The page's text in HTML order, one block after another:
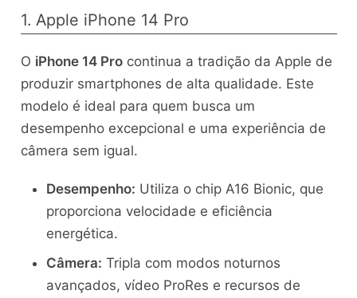
1. Apple iPhone 14 Pro
O iPhone 14 Procontinua a tradição da Apple de
produzir smartphones de alta qualidade. Este
modelo é ideal para quem busca um
desempenho excepcional e uma experiência de
câmera sem igual.
Desempenho: Utiliza o chip A16 Bionic, que
proporciona velocidade e eficiência
energética.
Câmera: Tripla com modos noturnos
avançados, vídeo ProRes e recursos de